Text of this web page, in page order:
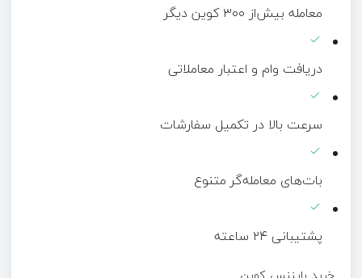
معامله بیش‌از ۳۰۰ کوین دیگر
دریافت وام و اعتبار معاملاتی
سرعت بالا در تکمیل سفارشات
بات‌های معامله‌گر متنوع
پشتیبانی ۲۴ ساعته